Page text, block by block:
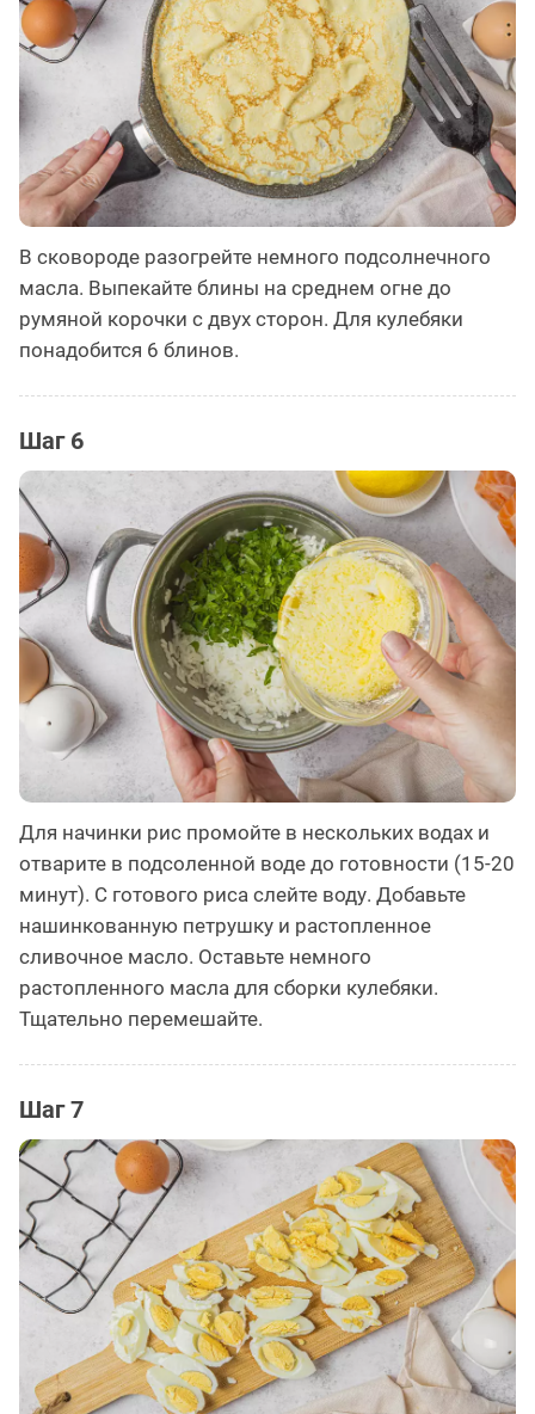
В сковороде разогрейте немного подсолнечного
масла. Выпекайте блины на среднем огне до
румяной корочки с двух сторон. Для кулебяки
понадобится 6 блинов.
Шаг 6
Для начинки рис промойте в нескольких водах и
отварите в подсоленной воде до готовности (15-20
минут). С готового риса слейте воду. Добавьте
нашинкованную петрушку и растопленное
сливочное масло. Оставьте немного
растопленного масла для сборки кулебяки.
Тщательно перемешайте.
Шаг 7